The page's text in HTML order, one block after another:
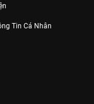
Tin Cá Nhân